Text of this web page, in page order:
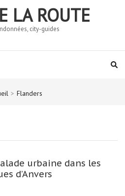
LA ROUTE
city-guides
> Flanders
urbaine dans les
d’Anvers